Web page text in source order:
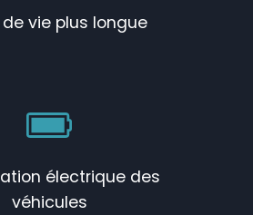
de vie plus longue
électrique des
véhicules